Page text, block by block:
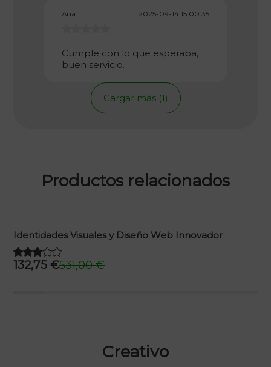
Ana 2025-09-14 15:00:35
Cumple con lo que esperaba,
buen servicio.
Cargar más (1)
Productos relacionados
Identidades Visuales y Diseño Web Innovador
531,00€
132,75 €
Creativo